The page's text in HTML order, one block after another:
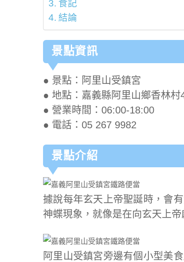
食記
結論
景點資訊
● 景點：阿里山受鎮宮
● 地點：嘉義縣阿里山鄉香林村
● 營業時間：06:00-18:00
● 電話：05 267 9982
景點介紹
據說每年玄天上帝聖誕時，會
神蝶現象，就像是在向玄天上
阿里山受鎮宮旁邊有個小型美